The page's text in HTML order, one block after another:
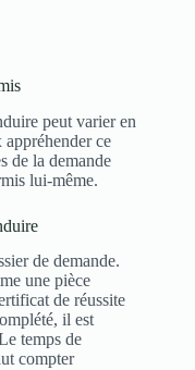
peut varier en
ce
de la demande
lui-même.
de demande.
une pièce
de réussite
il est
temps de
compter